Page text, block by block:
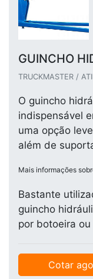
GUINCHO
TRUCKMASTER /
O guincho
indispensável
uma opção
além de
Mais informações
Bastante
guincho
por botoeira ou
Cotar